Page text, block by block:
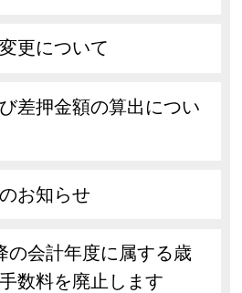
更について
差押金額の算出につい
お知らせ
の会計年度に属する歳
数料を廃止します